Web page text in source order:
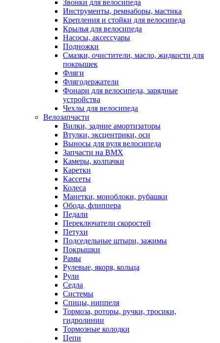
Звонки для велосипеда
Инструменты, ремнаборы, мастика
Крепления и стойки для велосипеда
Крылья для велосипеда
Насосы, аксессуары
Подножки
Смазки, очистители, масло, жидкости для
покрышек
Фляги
Флягодержатели
Фонари для велосипеда, зарядные
устройства
Чехлы для велосипеда
Велозапчасти
Вилки, задние амортизаторы
Втулки, эксцентрики, оси
Выносы для руля велосипеда
Запчасти на BMX
Камеры, колпачки
Каретки
Кассеты
Колеса
Манетки, моноблоки, рубашки
Обода, флиппера
Педали
Переключатели скоростей
Петухи
Подседельные штыри, зажимы
Покрышки
Рамы
Рулевые, якоря, кольца
Рули
Седла
Системы
Спицы, ниппеля
Тормоза, роторы, ручки, тросики,
гидролинии
Тормозные колодки
Цепи